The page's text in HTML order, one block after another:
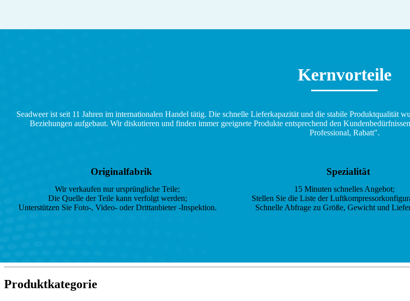
Kernvorteile
Seadweer ist seit 11 Jahren im internationalen Handel tätig. Die schnelle Lieferkapazität und die stabile Produktqualität
Beziehungen aufgebaut. Wir diskutieren und finden immer geeignete Produkte entsprechend den
Professional, Rabatt".
Originalfabrik
Wir verkaufen nur ursprüngliche Teile;
Die Quelle der Teile kann verfolgt werden;
Unterstützen Sie Foto-, Video- oder Drittanbieter -Inspektion.
Spezialität
15 Minuten schnelles Angebot;
Stellen Sie die Liste der
Schnelle Abfrage zu Größe, Gewicht und
Produktkategorie